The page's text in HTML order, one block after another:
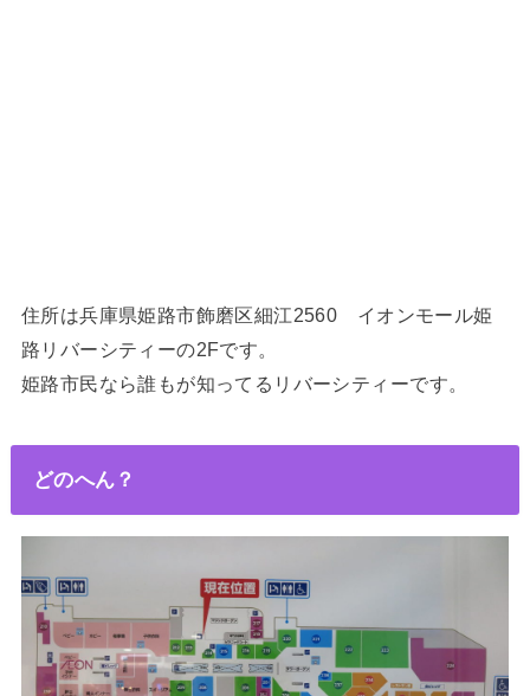
住所は兵庫県姫路市飾磨区細江2560 イオ ンモール姫
路リバーシティーの2Fです。
姫路市民なら誰もが知ってるリバーシティーです。
どのへん？